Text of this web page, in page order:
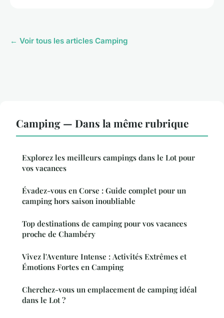
← Voir tous les articles Camping
Camping — Dans la même rubrique
Explorez les meilleurs campings dans le Lot pour
vos vacances
Évadez-vous en Corse : Guide complet pour un
camping hors saison inoubliable
Top destinations de camping pour vos vacances
proche de Chambéry
Vivez l'Aventure Intense : Activités Extrêmes et
Émotions Fortes en Camping
Cherchez-vous un emplacement de camping idéal
dans le Lot ?